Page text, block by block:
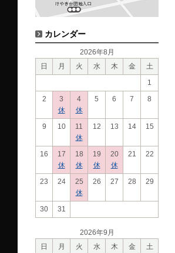
カレンダー
2026年8月
日
月 火 水 木 金
土
1
2
3
休
4
休
5 6 7 8
9 10
11
休
12 13 14 15
16
17
休
18
休
19
休
20
休
21 22
23 24
25
休
26 27 28 29
30 31
2026年9月
日
月 火 水 木 金
土